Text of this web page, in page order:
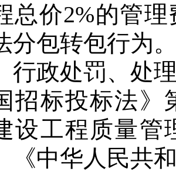
总价2%的管
分包转包行为
处罚、处理
招标投标法》
设工程质量
《中华人民共